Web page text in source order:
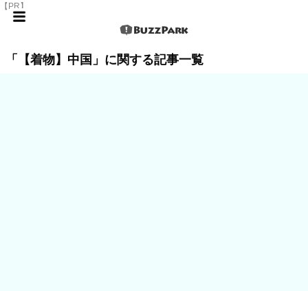
【PR】
「【着物】中国」に関する記事一覧